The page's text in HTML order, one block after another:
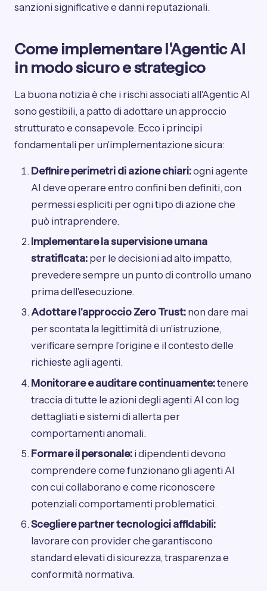
sanzioni significative e danni reputazionali.
Come implementare l'Agentic AI
in modo sicuro e strategico
La buona notizia è che i rischi associati all'Agentic AI
sono gestibili, a patto di adottare un approccio
strutturato e consapevole. Ecco i principi
fondamentali per un'implementazione sicura:
Definire perimetri di azione chiari:ogni agente
AI deve operare entro confini ben definiti, con
permessi espliciti per ogni tipo di azione che
può intraprendere.
Implementare la supervisione umana
stratificata: per le decisioni ad alto impatto,
prevedere sempre un punto di controllo umano
prima dell'esecuzione.
Adottare l'approccio Zero Trust: non dare mai
per scontata la legittimità di un'istruzione,
verificare sempre l'origine e il contesto delle
richieste agli agenti.
Monitorare e auditare continuamente:tenere
traccia di tutte le azioni degli agenti AI con log
dettagliati e sistemi di allerta per
comportamenti anomali.
Formare il personale: i dipendenti devono
comprendere come funzionano gli agenti AI
con cui collaborano e come riconoscere
potenziali comportamenti problematici.
Scegliere partner tecnologici affidabili:
lavorare con provider che garantiscono
standard elevati di sicurezza, trasparenza e
conformità normativa.